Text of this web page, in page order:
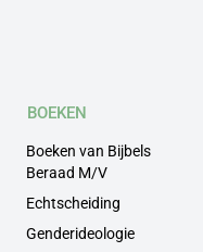
BOEKEN
Boeken van Bijbels
Beraad M/V
Echtscheiding
Genderideologie